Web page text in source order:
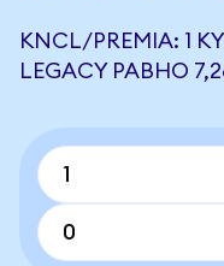
KNCL/PREMIA: 1
LEGACY РАВНО